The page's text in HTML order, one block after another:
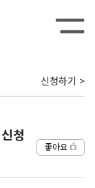
신청하기 >
청
좋아요